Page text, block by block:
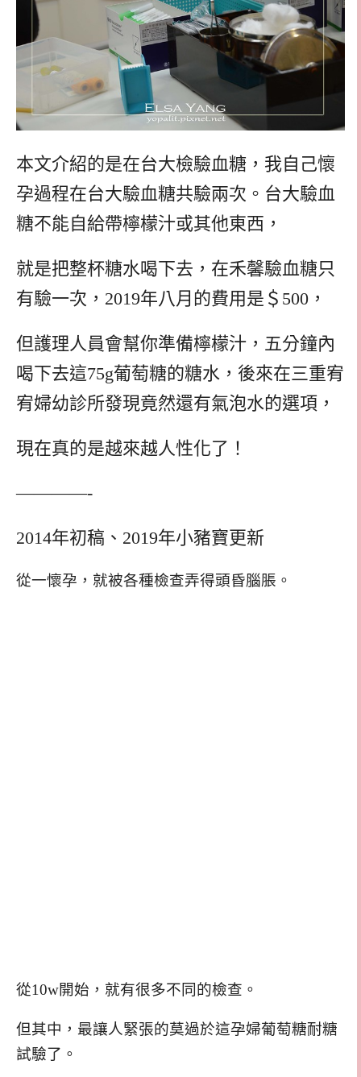
本文介紹的是在台大檢驗血糖，我自己懷
孕過程在台大驗血糖共驗兩次。台大驗血
糖不能自給帶檸檬汁或其他東西，
就是把整杯糖水喝下去，在禾馨驗血糖只
有驗一次，2019年八月的費用是＄500，
但護理人員會幫你準備檸檬汁，五分鐘內
喝下去這75g葡萄糖的糖水，後來在三重宥
宥婦幼診所發現竟然還有氣泡水的選項，
現在真的是越來越人性化了！
————-
2014年初稿、2019年小豬寶更新
從一懷孕，就被各種檢查弄得頭昏腦脹。
從10w開始，就有很多不同的檢查。
但其中，最讓人緊張的莫過於這孕婦葡萄糖耐糖
試驗了。